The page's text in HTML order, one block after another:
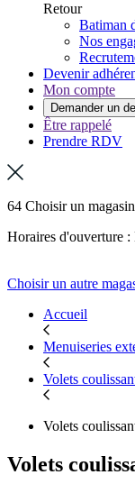
Retour
Batiman
Nos
Devenir
Mon compte
Demander un
Être rappelé
Prendre RDV
64 Choisir un magasin
Horaires d'ouverture
Choisir un autre
Accueil
Menuiseries
Volets
Volets
Volets